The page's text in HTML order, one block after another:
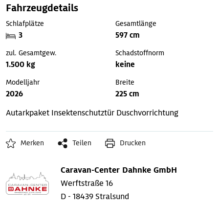
Fahrzeugdetails
Schlafplätze
3
Gesamtlänge
597 cm
zul. Gesamtgew.
1.500 kg
Schadstoffnorm
keine
Modelljahr
2026
Breite
225 cm
Autarkpaket Insektenschutztür Duschvorrichtung
Merken Teilen Drucken
Caravan-Center Dahnke GmbH
Werftstraße 16
D - 18439 Stralsund